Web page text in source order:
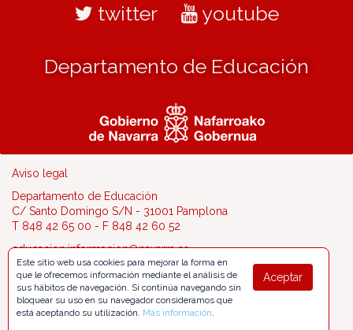
twitter youtube
Departamento de Educación
Aviso legal
Departamento de Educación
C/ Santo Domingo S/N - 31001 Pamplona
T 848 42 65 00 - F 848 42 60 52
educacion.informacion@navarra.es
Aceptar
Este sitio web usa cookies para mejorar la forma en
que le ofrecemos información mediante el análisis de
sus hábitos de navegación. Si continúa navegando sin
bloquear su uso en su navegador consideramos que
está aceptando su utilización. Más información.